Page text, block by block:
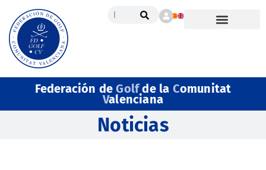
Federación deGolfde la Comunitat
Valenciana
Noticias